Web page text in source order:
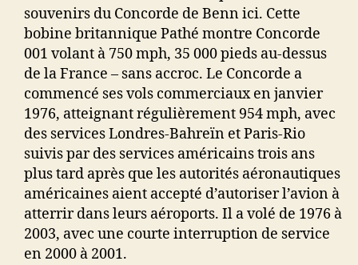
souvenirs du Concorde de Benn ici. Cette
bobine britannique Pathé montre Concorde
001 volant à 750 mph, 35 000 pieds au-dessus
de la France – sans accroc. Le Concorde a
commencé ses vols commerciaux en janvier
1976, atteignant régulièrement 954 mph, avec
des services Londres-Bahreïn et Paris-Rio
suivis par des services américains trois ans
plus tard après que les autorités aéronautiques
américaines aient accepté d’autoriser l’avion à
atterrir dans leurs aéroports. Il a volé de 1976 à
2003, avec une courte interruption de service
en 2000 à 2001.